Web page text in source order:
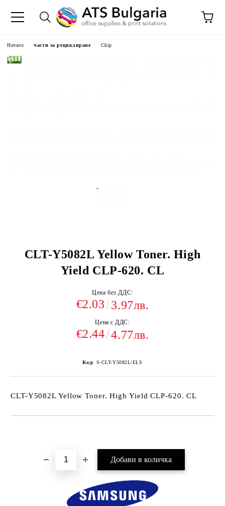
Начало части за рециклиране Chip
CLT-Y5082L Yellow Toner. High
Yield CLP-620. CL
Цена без ДДС:
€2.03 3.97лв.
Цена с ДДС:
€2.44 4.77лв.
Код: S-CLT-Y5082L/ELS
CLT-Y5082L Yellow Toner. High Yield CLP-620. CL